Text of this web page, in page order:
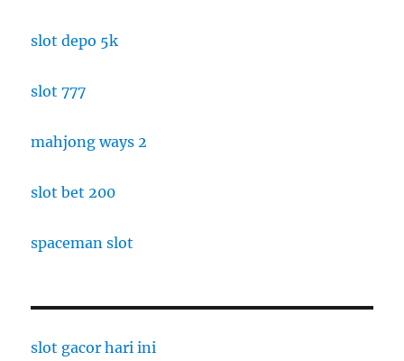
slot depo 5k
slot 777
mahjong ways 2
slot bet 200
spaceman slot
slot gacor hari ini